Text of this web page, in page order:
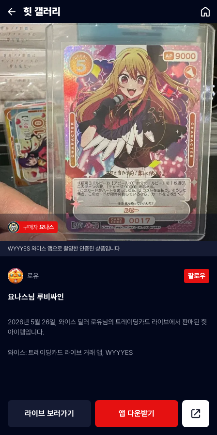
힛 갤러리
구매자 요나스
WYYYES 와이스 앱으로 촬영한 인증된 상품입니다
로유 팔로우
요나스님 루비싸인
2026년 5월 26일, 와이스 딜러 로유님의 트레이딩카드 라이브에서 판매된 힛
아이템입니다.
와이스: 트레이딩카드 라이브 거래 앱, WYYYES
라이브 보러가기 앱 다운받기